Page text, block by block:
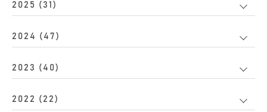
2025 (31)
2024 (47)
2023 (40)
2022 (22)